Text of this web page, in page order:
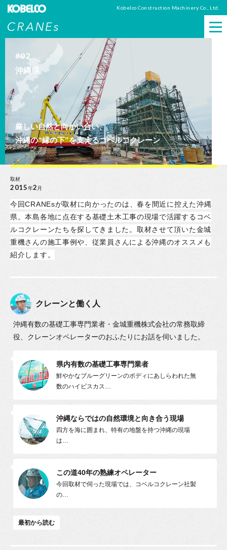
Kobelco Construction Machinery Co., Ltd.
#02
沖縄県
厳しい自然と向かい合い、
沖縄の“縁の下”を支えるコベルコクレーン
取材
2015年2 月
今回CRANEsが取材に向かったのは、春を間近に控えた沖縄
県。本島各地に点在する基礎土木工事の現場で活躍する コベ
ルコクレーンたちを探してきました。 取材させて頂いた金城
重機さんの施工事例や、 従業員さんによる沖縄のオススメも
紹介します。
クレーンと働く人
沖縄有数の基礎工事専門業者・金城重機株式会社の常務取締
役、 クレーンオペレーターのおふたりにお話を伺いました。
県内有数の基礎工事専門業者
鮮やかなブルーグリーンのボディにあしらわれた無
数のハイビスカス…
沖縄ならではの自然環境と向き合う現場
四方を海に囲まれ、特有の地盤を持つ沖縄の現場
は…
この道40年の熟練オペレーター
今回取材で伺った現場では、コベルコクレーン社製
の…
最初から読む